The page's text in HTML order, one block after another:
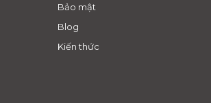
Bảo mật
Blog
Kiến thức